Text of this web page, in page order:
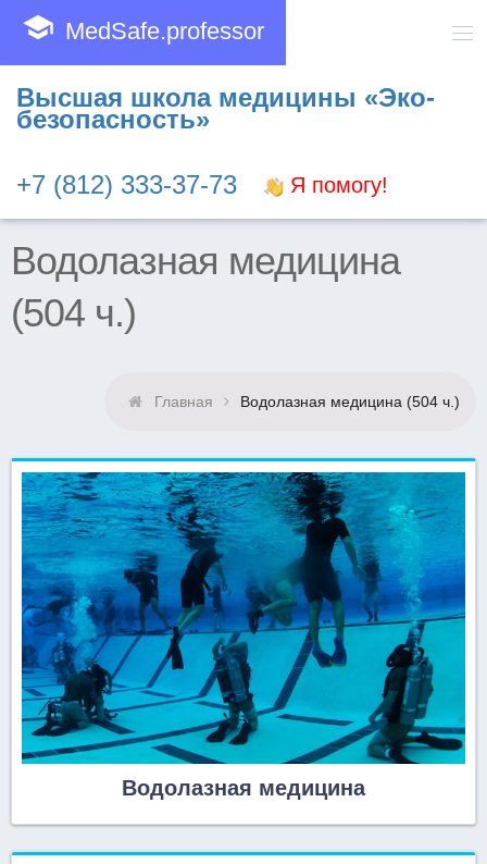
school MedSafe.professor
Высшая школа медицины «Эко-
безопасность»
+7 (812) 333-37-73 Я помогу!
Водолазная медицина
(504 ч.)
Главная Водолазная медицина (504 ч.)
Водолазная медицина